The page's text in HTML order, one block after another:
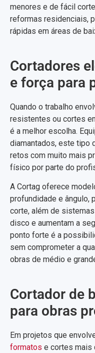
menores e de fácil
reformas residenciais,
rápidas em áreas de
Cortadores
e força para
Quando o trabalho
resistentes ou cortes
é a melhor escolha.
diamantados, este tipo
retos com muito mais
físico por parte do
A Cortag oferece
profundidade e ângulo,
corte, além de
disco e aumentam a
ponto forte é a
sem comprometer a
obras de médio e
Cortador de
para obras
Em projetos que
formatos e cortes mais